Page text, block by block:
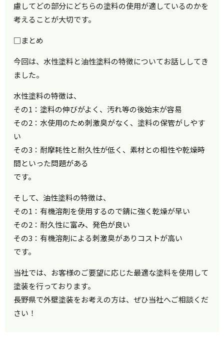
慮してどの部分にどちらの塗料の使用が適しているのかを
考えることが大切です。
□まとめ
今回は、水性塗料と油性塗料の特徴についてお話ししてき
ました。
水性塗料の特徴は、
その1：塗料の伸びがよく、汚れ等の後始末が容易
その2：水使用のため刺激臭がなく、塗料の保管がしやす
い
その3：耐摩耗性と耐久性が低く、素材との相性や乾燥時
間といった問題がある
です。
そして、油性塗料の特徴は、
その1：有機溶剤を使用するので錆に強く乾燥が早い
その2：耐久性に富み、発色が良い
その3：有機溶剤による刺激臭がありコストが高い
です。
当社では、お客様のご要望に応じた最適な塗料を使用して
塗装を行っております。
長野県で外壁塗装をお考えの方は、ぜひ当社へご相談くだ
さい！